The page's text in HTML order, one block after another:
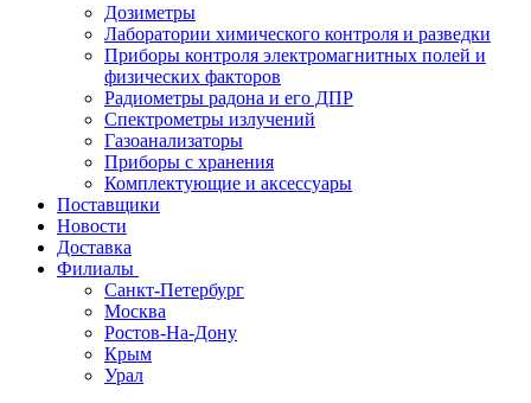
Дозиметры
Лаборатории химического контроля и разведки
Приборы контроля электромагнитных полей и
физических факторов
Радиометры радона и его ДПР
Спектрометры излучений
Газоанализаторы
Приборы с хранения
Комплектующие и аксессуары
Поставщики
Новости
Доставка
Филиалы
Санкт-Петербург
Москва
Ростов-На-Дону
Крым
Урал